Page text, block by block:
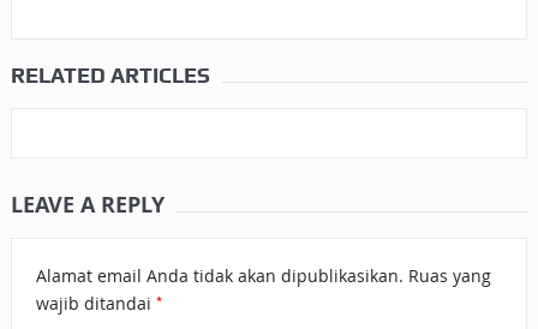
RELATED ARTICLES
LEAVE A REPLY
Alamat email Anda tidak akan dipublikasikan. Ruas yang
wajib ditandai *